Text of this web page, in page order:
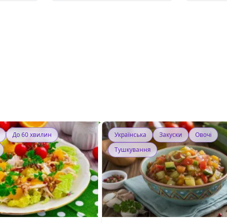
До 60 хвилин
Українська Закуски
Овочі
Тушкування